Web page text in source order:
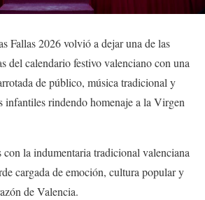
Fallas 2026 volvió a dejar una de las
del calendario festivo valenciano con una
de público, música tradicional y
infantiles rindendo homenaje a la Virgen
la indumentaria tradicional valenciana
cargada de emoción, cultura popular y
de Valencia.